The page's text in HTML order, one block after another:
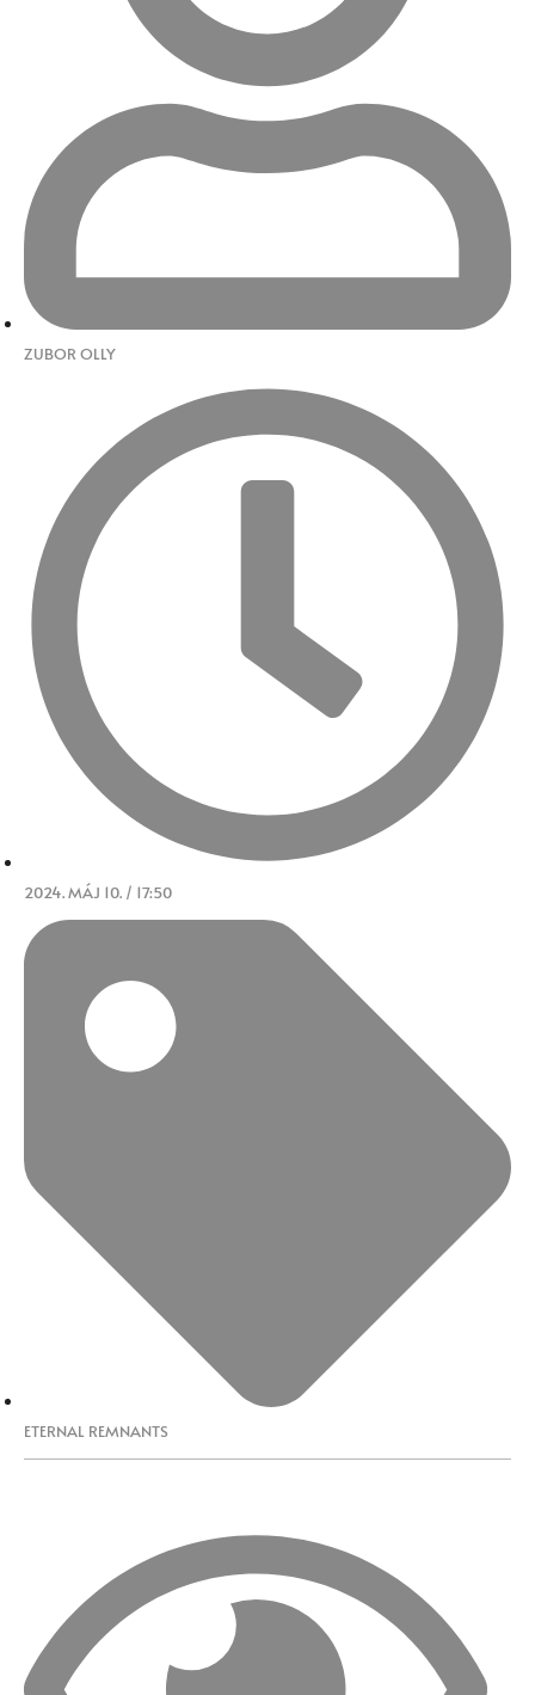
ZUBOR OLLY
2024. MÁJ 10. / 17:50
ETERNAL REMNANTS